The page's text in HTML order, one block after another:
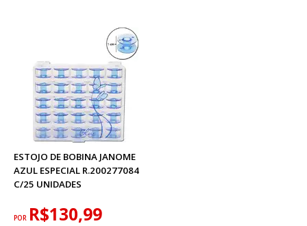
ESTOJO DE BOBINA JANOME
AZUL ESPECIAL R.200277084
C/25 UNIDADES
POR R$130,99